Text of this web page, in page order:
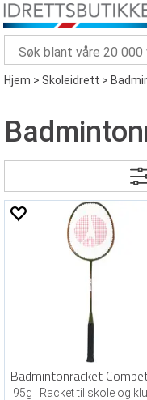
Hjem>Skoleidrett>
Badmintonracket
95g | Racket til skole og